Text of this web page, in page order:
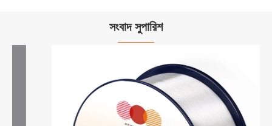
সংবাদ সুপারিশ